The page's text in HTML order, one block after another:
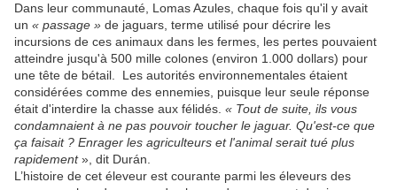
Dans leur communauté, Lomas Azules, chaque fois qu'il y avait
un « passage » de jaguars, terme utilisé pour décrire les
incursions de ces animaux dans les fermes, les pertes pouvaient
atteindre jusqu'à 500 mille colones (environ 1.000 dollars) pour
une tête de bétail. Les autorités environnementales étaient
considérées comme des ennemies, puisque leur seule réponse
était d'interdire la chasse aux félidés. « Tout de suite, ils vous
condamnaient à ne pas pouvoir toucher le jaguar. Qu'est-ce que
ça faisait ? Enrager les agriculteurs et l'animal serait tué plus
rapidement», dit Durán.
L’histoire de cet éleveur est courante parmi les éleveurs des